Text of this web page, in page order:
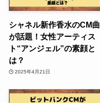
シャネル新作香水のCM曲
が話題！女性アーティス
ト“アンジェル”の素顔と
は？
2025年4月21日